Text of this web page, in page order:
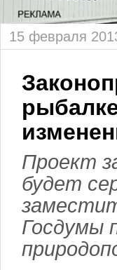
15 февраля
Проект
будет
Госдумы